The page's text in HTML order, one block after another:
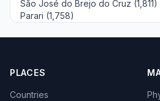
São José do Brejo do Cruz (1,811)
Parari (1,758)
PLACES
Countries